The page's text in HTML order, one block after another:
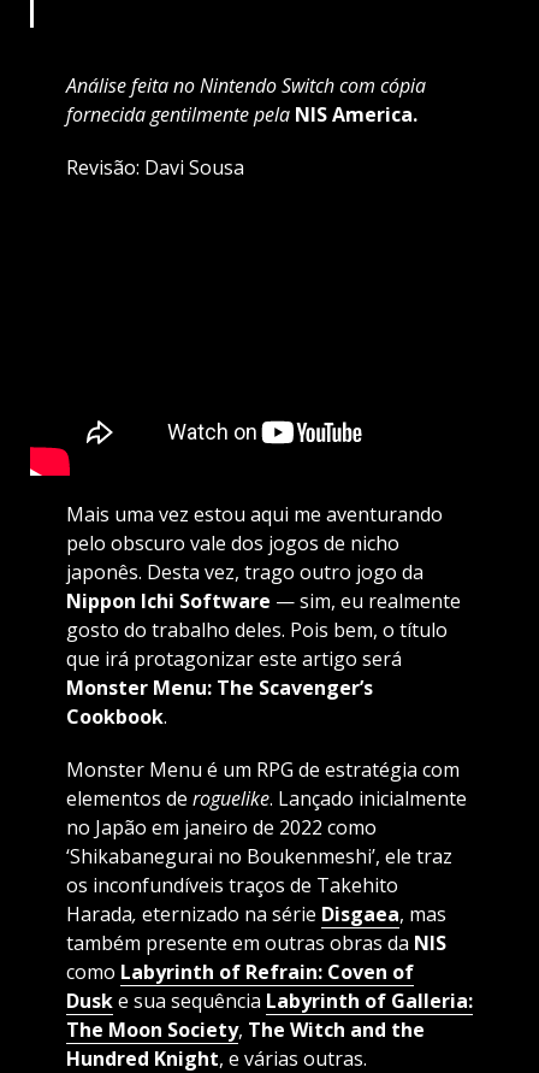
Análise feita no Nintendo Switch com cópia
fornecida gentilmente pela NIS America.
Revisão: Davi Sousa
Mais uma vez estou aqui me aventurando
pelo obscuro vale dos jogos de nicho
japonês. Desta vez, trago outro jogo da
Nippon Ichi Software — sim, eu realmente
gosto do trabalho deles. Pois bem, o título
que irá protagonizar este artigo será
Monster Menu: The Scavenger’s
Cookbook.
Monster Menu é um RPG de estratégia com
elementos de roguelike. Lançado inicialmente
no Japão em janeiro de 2022 como
‘Shikabanegurai no Boukenmeshi’, ele traz
os inconfundíveis traços de Takehito
Harada, eternizado na série Disgaea, mas
também presente em outras obras da NIS
como Labyrinth of Refrain: Coven of
Duske sua sequência Labyrinth of Galleria:
The Moon Society, The Witch and the
Hundred Knight, e várias outras.